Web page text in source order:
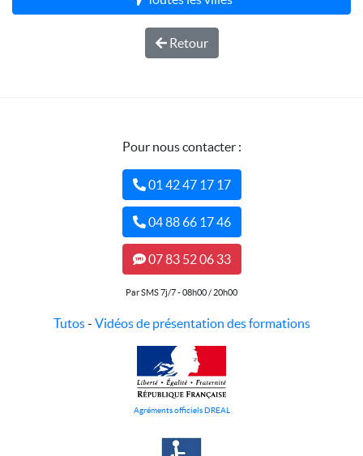
Retour
Pour nous contacter :
01 42 47 17 17
04 88 66 17 46
07 83 52 06 33
Par SMS 7j/7 - 08h00 / 20h00
Tutos- Vidéos de présentation des formations
Agréments officiels DREAL